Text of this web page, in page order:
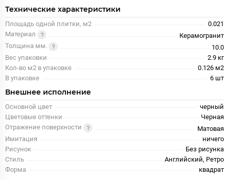
Технические характеристики
Площадь одной плитки, м2
0.021
Материал
Керамогранит
Толщина мм.
10.0
Вес упаковки
2.9 кг
Кол-во м2 в упаковке
0.126 м2
В упаковке
6 шт
Внешнее исполнение
Основной цвет
черный
Цветовые оттенки
Черная
Отражение поверхности
Матовая
Имитация
ничего
Рисунок
Без рисунка
Стиль
Английский, Ретро
Форма
квадрат